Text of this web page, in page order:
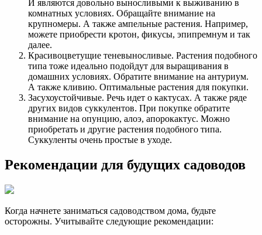
И являются довольно выносливыми к выживанию в
комнатных условиях. Обращайте внимание на
крупномеры. А также ампельные растения. Например,
можете приобрести кротон, фикусы, эпипремнум и так
далее.
Красивоцветущие теневыносливые. Растения подобного
типа тоже идеально подойдут для выращивания в
домашних условиях. Обратите внимание на антуриум.
А также кливию. Оптимальные растения для покупки.
Засухоустойчивые. Речь идет о кактусах. А также ряде
других видов суккулентов. При покупке обратите
внимание на опунцию, алоэ, апорокактус. Можно
приобретать и другие растения подобного типа.
Суккуленты очень простые в уходе.
Рекомендации для будущих садоводов
Когда начнете заниматься садоводством дома, будьте
осторожны. Учитывайте следующие рекомендации: